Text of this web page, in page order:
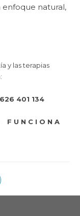
natural,
y las terapias
626 401 134
F U N C I O N A